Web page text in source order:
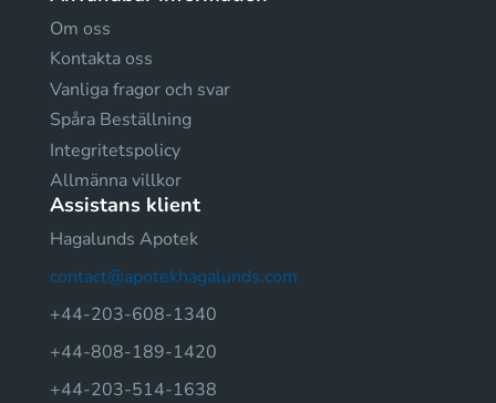
Om oss
Kontakta oss
Vanliga fragor och svar
Spåra Beställning
Integritetspolicy
Allmänna villkor
Assistans klient
Hagalunds Apotek
contact@apotekhagalunds.com
+44-203-608-1340
+44-808-189-1420
+44-203-514-1638